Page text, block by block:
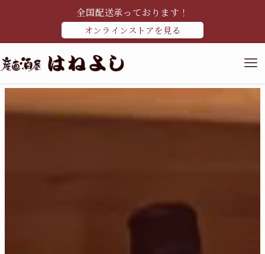
全国配送承っております！
オンラインストアを見る